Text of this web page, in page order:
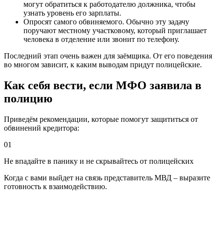
могут обратиться к работодателю должника, чтобы
узнать уровень его зарплаты.
Опросят самого обвиняемого. Обычно эту задачу
поручают местному участковому, который приглашает
человека в отделение или звонит по телефону.
Последний этап очень важен для заёмщика. От его поведения
во многом зависит, к каким выводам придут полицейские.
Как себя вести, если МФО заявила в
полицию
Приведём рекомендации, которые помогут защититься от
обвинений кредитора:
01
Не впадайте в панику и не скрывайтесь от полицейских
Когда с вами выйдет на связь представитель МВД – выразите
готовность к взаимодействию.